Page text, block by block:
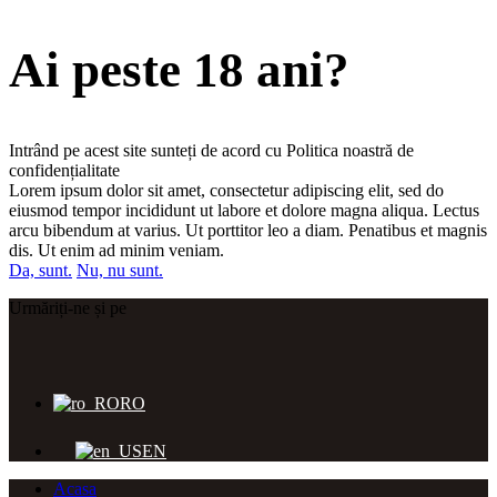
Ai peste 18 ani?
Intrând pe acest site sunteți de acord cu Politica noastră de
confidențialitate
Lorem ipsum dolor sit amet, consectetur adipiscing elit, sed do
eiusmod tempor incididunt ut labore et dolore magna aliqua. Lectus
arcu bibendum at varius. Ut porttitor leo a diam. Penatibus et magnis
dis. Ut enim ad minim veniam.
Da, sunt. Nu, nu sunt.
Urmăriți-ne și pe
RO
EN
Acasa